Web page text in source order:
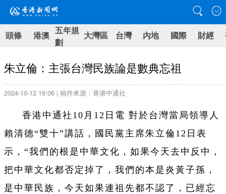
頭條 港澳 五年規
劃
大灣區 台灣 內地 國際 財經
朱立倫：主張台灣民族論是數典忘祖
2024-10-12 16:06 | 稿件來源：香港中通社
香港中通社10月12日電 對於台灣當局領導人
賴清德“雙十”講話，國民黨主席朱立倫12日表
示，“我們的根是中華文化，如果今天去中反中，
把中華文化都否定掉了，我們的本是炎黃子孫，
是中華民族，今天如果連祖先都不認了，已經忘